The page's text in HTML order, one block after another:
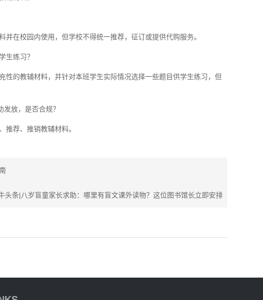
在校园内使用，但学校不得统一推荐，征订或提供代购服务。
生练习？
的教辅材料，并针对本班学生实际情况选择一些题目供学生练习，但
放，是否合规？
推荐、推销教辅材料。
头条|八岁盲童家长求助：哪里有盲文课外读物？这位图书馆长立即安排